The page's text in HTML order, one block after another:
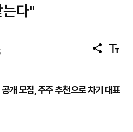
다"
공
유
텍
스
기
개 모집, 주주 추천으로 차기 대표